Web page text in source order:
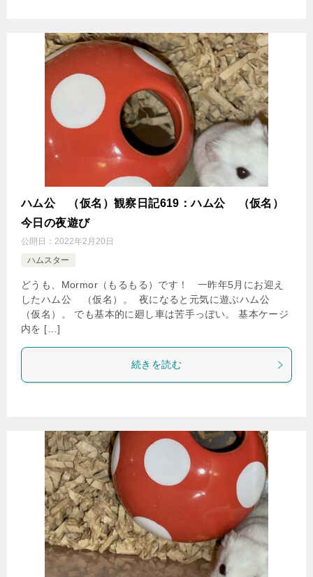
ハム公 （仮名）観察日記619：ハム公
（仮名）
今日の夜遊び
公開日： 2022年2月20日
ハムスター
どうも、Mormor（もるもる）です！ 一昨年5月にお迎え
したハム公
（仮名）。 夜になると元気に遊ぶハム公
（仮名）。 でも基本的に廻し車は苦手っぽい。 基本ケージ
内を […]
続きを読む